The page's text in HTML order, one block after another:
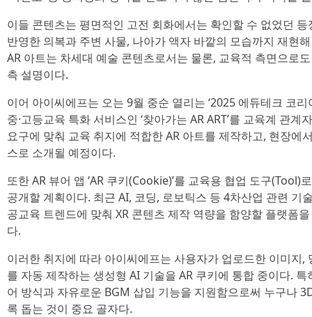
이들 콘텐츠는 평면적인 고전 회화에서는 확인할 수 없었던
반영한 의복과 주변 사물, 나아가 액자 바깥의 모습까지 재현
AR 아트는 차세대 예술 콘텐츠로서는 물론, 교육적 측면으로
측 설명이다.
이어 아이씨에프는 오는 9월 중순 열리는 ‘2025 에듀테크 코리
중·고등교육 특화 서비스인 ‘찾아가는 AR ART’를 교육계 관
요구에 맞춰 교육 취지에 적합한 AR 아트를 제작하고, 현장에
스로 소개될 예정이다.
또한 AR 뷰어 앱 ‘AR 쿠키(Cookie)’를 교육용 협업 도구(Tool)
공개할 계획이다. 최근 AI, 코딩, 로보틱스 등 4차산업 관련 기
공교육 트렌드에 맞춰 XR 콘텐츠 제작 역량을 함양할 플랫폼
다.
이러한 취지에 따라 아이씨에프는 사용자가 업로드한 이미지
를 자동 제작하는 생성형 AI 기술을 AR 쿠키에 통합 중이다.
어 방식과 자유로운 BGM 삽입 기능을 지원함으로써 누구나
록 돕는 것이 중요 골자다.